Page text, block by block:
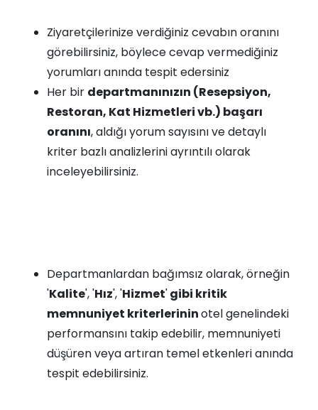
Ziyaretçilerinize verdiğiniz cevabın oranını
görebilirsiniz, böylece cevap vermediğiniz
yorumları anında tespit edersiniz
Her bir departmanınızın (Resepsiyon,
Restoran, Kat Hizmetleri vb.) başarı
oranını, aldığı yorum sayısını ve detaylı
kriter bazlı analizlerini ayrıntılı olarak
inceleyebilirsiniz.
Departmanlardan bağımsız olarak, örneğin
'Kalite', 'Hız', 'Hizmet'gibi kritik
memnuniyet kriterlerininotel genelindeki
performansını takip edebilir, memnuniyeti
düşüren veya artıran temel etkenleri anında
tespit edebilirsiniz.